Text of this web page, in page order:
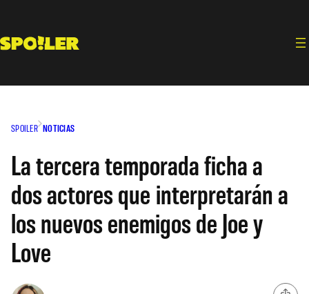
contenido
SPOILER NOTICIAS
La tercera temporada ficha a
dos actores que interpretarán a
los nuevos enemigos de Joe y
Love